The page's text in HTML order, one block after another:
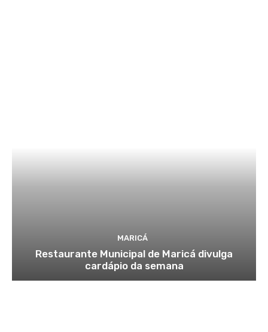
MARICÁ
Restaurante Municipal de Maricá divulga
cardápio da semana